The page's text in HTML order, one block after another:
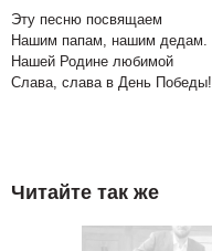
Эту песню посвящаем
Нашим папам, нашим дедам.
Нашей Родине любимой
Слава, слава в День Победы!
Читайте так же